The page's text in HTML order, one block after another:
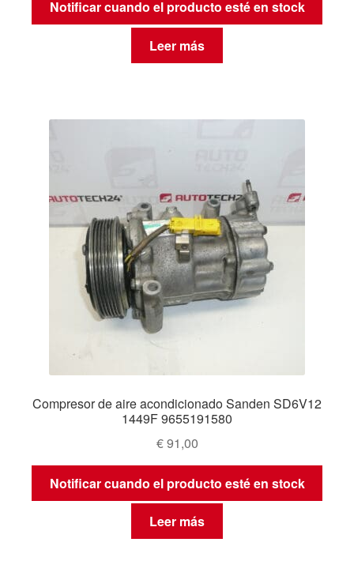
Notificar cuando el producto esté en stock
Leer más
Compresor de aire acondicionado Sanden SD6V12
1449F 9655191580
€91,00
Notificar cuando el producto esté en stock
Leer más